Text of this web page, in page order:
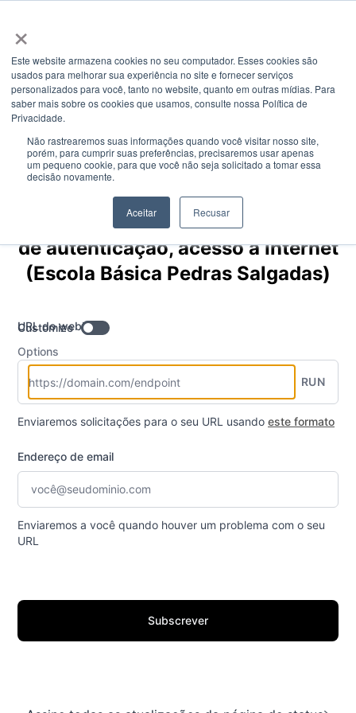
×
Este website armazena cookies no seu computador. Esses cookies são
usados ​​para melhorar sua experiência no site e fornecer serviços
personalizados para você, tanto no website, quanto em outras mídias. Para
saber mais sobre os cookies que usamos, consulte nossa Política de
Privacidade.
Não rastrearemos suas informações quando você visitar nosso site,
porém, para cumprir suas preferências, precisaremos usar apenas
um pequeno cookie, para que você não seja solicitado a tomar essa
decisão novamente.
Aceitar Recusar
Obter atualizações para este aviso
Incidente em investigação | Falha
de autenticação, acesso à Internet
(Escola Básica Pedras Salgadas)
URL do webhook
Customize
Options
RUN
Enviaremos solicitações para o seu URL usando este formato
Endereço de email
Enviaremos a você quando houver um problema com o seu
URL
Subscrever